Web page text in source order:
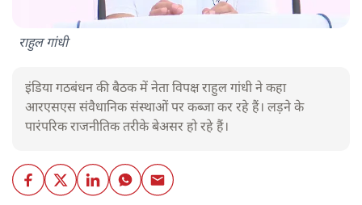
राहुल गांधी
इंडिया गठबंधन की बैठक में नेता विपक्ष राहुल गांधी ने कहा
आरएसएस संवैधानिक संस्थाओं पर कब्जा कर रहे हैं। लड़ने के
पारंपरिक राजनीतिक तरीके बेअसर हो रहे हैं।